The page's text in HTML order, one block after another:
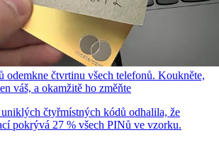
odemkne čtvrtinu všech telefonů. Koukněte,
váš, a okamžitě ho změňte
čtyřmístných kódů odhalila, že
pokrývá 27 % všech PINů ve vzorku.